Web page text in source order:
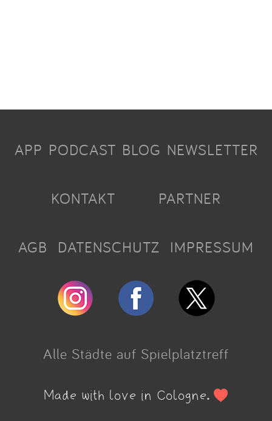
APP PODCAST BLOG NEWSLETTER
KONTAKT PARTNER
AGB DATENSCHUTZ IMPRESSUM
Alle Städte auf Spielplatztreff
Made with love in Cologne.